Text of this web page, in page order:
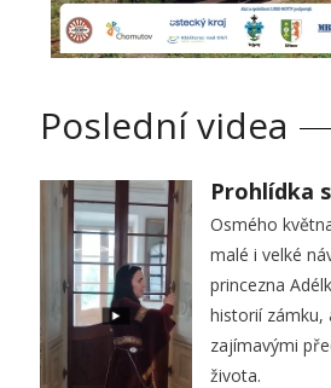
Poslední videa
Osmého
malé i velké
princezna
historií zámku,
zajímavými
života.